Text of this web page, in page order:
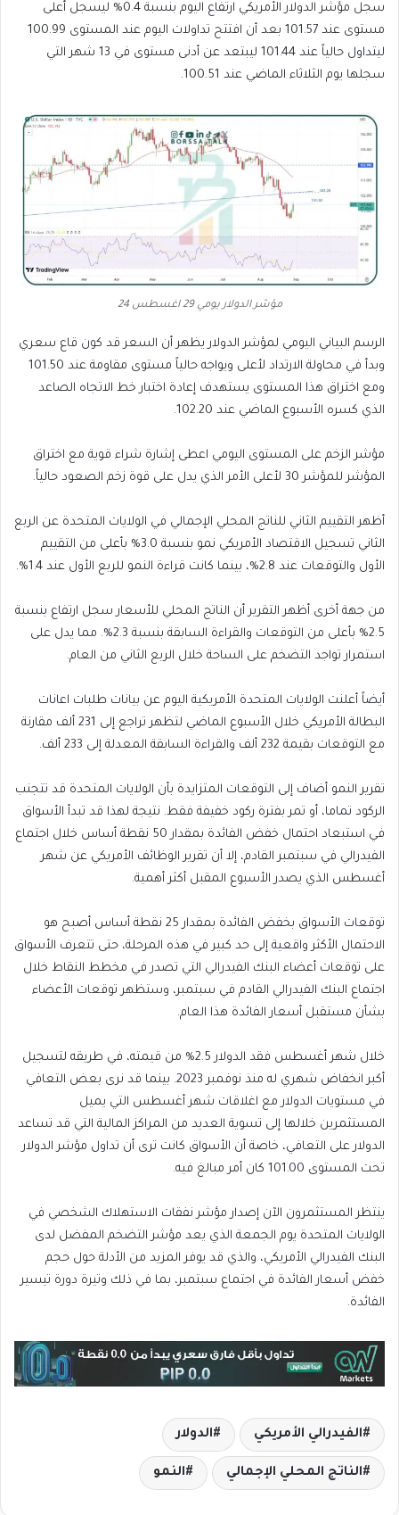
سجل مؤشر الدولار الأمريكي ارتفاع اليوم بنسبة 0.4% ليسجل أعلى
مستوى عند 101.57 بعد أن افتتح تداولات اليوم عند المستوى 100.99
ليتداول حالياً عند 101.44 ليبتعد عن أدنى مستوى في 13 شهر التي
سجلها يوم الثلاثاء الماضي عند 100.51.
مؤشر الدولار يومي 29 اغسطس 24
الرسم البياني اليومي لمؤشر الدولار يظهر أن السعر قد كون قاع سعري
وبدأ في محاولة الارتداد لأعلى ويواجه حالياً مستوى مقاومة عند 101.50
ومع اختراق هذا المستوى يستهدف إعادة اختبار خط الاتجاه الصاعد
الذي كسره الأسبوع الماضي عند 102.20.
مؤشر الزخم على المستوى اليومي اعطى إشارة شراء قوية مع اختراق
المؤشر للمؤشر 30 لأعلى الأمر الذي يدل على قوة زخم الصعود حالياً.
أظهر التقييم الثاني للناتج المحلي الإجمالي في الولايات المتحدة عن الربع
الثاني تسجيل الاقتصاد الأمريكي نمو بنسبة 3.0% بأعلى من التقييم
الأول والتوقعات عند 2.8%، بينما كانت قراءة النمو للربع الأول عند 1.4%.
من جهة أخرى أظهر التقرير أن الناتج المحلي للأسعار سجل ارتفاع بنسبة
2.5% بأعلى من التوقعات والقراءة السابقة بنسبة 2.3%. مما يدل على
استمرار تواجد التضخم على الساحة خلال الربع الثاني من العام.
أيضاً أعلنت الولايات المتحدة الأمريكية اليوم عن بيانات طلبات اعانات
البطالة الأمريكي خلال الأسبوع الماضي لتظهر تراجع إلى 231 ألف مقارنة
مع التوقعات بقيمة 232 ألف والقراءة السابقة المعدلة إلى 233 ألف.
تقرير النمو أضاف إلى التوقعات المتزايدة بأن الولايات المتحدة قد تتجنب
الركود تماما، أو تمر بفترة ركود خفيفة فقط. نتيجة لهذا قد تبدأ الأسواق
في استبعاد احتمال خفض الفائدة بمقدار 50 نقطة أساس خلال اجتماع
الفيدرالي في سبتمبر القادم، إلا أن تقرير الوظائف الأمريكي عن شهر
أغسطس الذي يصدر الأسبوع المقبل أكثر أهمية.
توقعات الأسواق بخفض الفائدة بمقدار 25 نقطة أساس أصبح هو
الاحتمال الأكثر واقعية إلى حد كبير في هذه المرحلة، حتى تتعرف الأسواق
على توقعات أعضاء البنك الفيدرالي التي تصدر في مخطط النقاط خلال
اجتماع البنك الفيدرالي القادم في سبتمبر، وستظهر توقعات الأعضاء
بشأن مستقبل أسعار الفائدة هذا العام.
خلال شهر أغسطس فقد الدولار 2.5% من قيمته، في طريقه لتسجيل
أكبر انخفاض شهري له منذ نوفمبر 2023. بينما قد نرى بعض التعافي
في مستويات الدولار مع اغلاقات شهر أغسطس التي يميل
المستثمرين خلالها إلى تسوية العديد من المراكز المالية التي قد تساعد
الدولار على التعافي، خاصة أن الأسواق كانت ترى أن تداول مؤشر الدولار
تحت المستوى 101.00 كان أمر مبالغ فيه.
ينتظر المستثمرون الآن إصدار مؤشر نفقات الاستهلاك الشخصي في
الولايات المتحدة يوم الجمعة الذي يعد مؤشر التضخم المفضل لدى
البنك الفيدرالي الأمريكي، والذي قد يوفر المزيد من الأدلة حول حجم
خفض أسعار الفائدة في اجتماع سبتمبر، بما في ذلك وتيرة دورة تيسير
الفائدة.
الفيدرالي الأمريكي الدولار
الناتج المحلي الإجمالي النمو